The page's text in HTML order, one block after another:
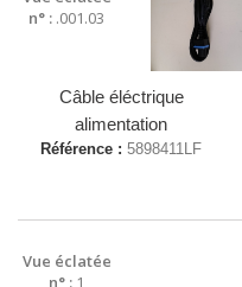
n° : .001.03
Câble éléctrique
alimentation
Référence : 5898411LF
Vue éclatée
n° : 1